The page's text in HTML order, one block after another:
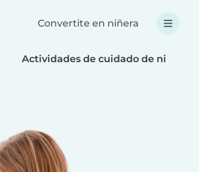
Convertite en niñera
Actividades de cuidado de niños